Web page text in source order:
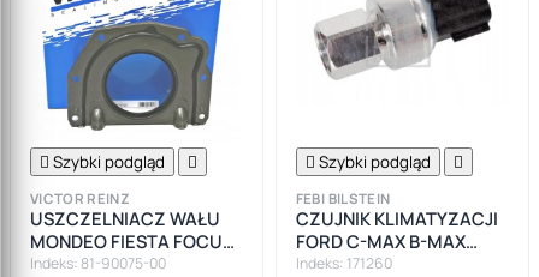
 Szybki podgląd 
VICTOR REINZ
USZCZELNIACZ WAŁU
MONDEO FIESTA FOCUS
1.0 ECOBOOST
Indeks: 81-90075-00
 Szybki podgląd 
FEBI BILSTEIN
CZUJNIK KLIMATYZACJI
FORD C-MAX B-MAX
FIESTA FEBI
Indeks: 171260